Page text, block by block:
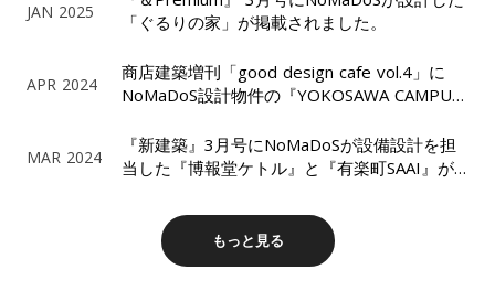
JAN 2025
「ぐるりの家」が掲載されました。
APR 2024
商店建築増刊「good design cafe vol.4」に
NoMaDoS設計物件の『YOKOSAWA CAMPUS
MAR 2024
『新建築』3月号にNoMaDoSが設備設計を担
当した『博報堂ケトル』と『有楽町SAAI』が
もっと見る